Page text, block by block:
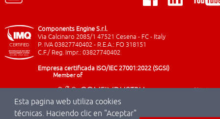
Esta pagina web utiliza cookies
técnicas. Haciendo clic en "Aceptar"
Components Engine S.r.l.
Via Calcinaro 2085/1 47521 Cesena - FC - Italy
P. IVA 03827740402 - R.E.A.: FO 318151
C.F./ Reg. Impr.: 03827740402
Empresa certificada ISO/IEC 27001:2022 (SGSI)
Member of